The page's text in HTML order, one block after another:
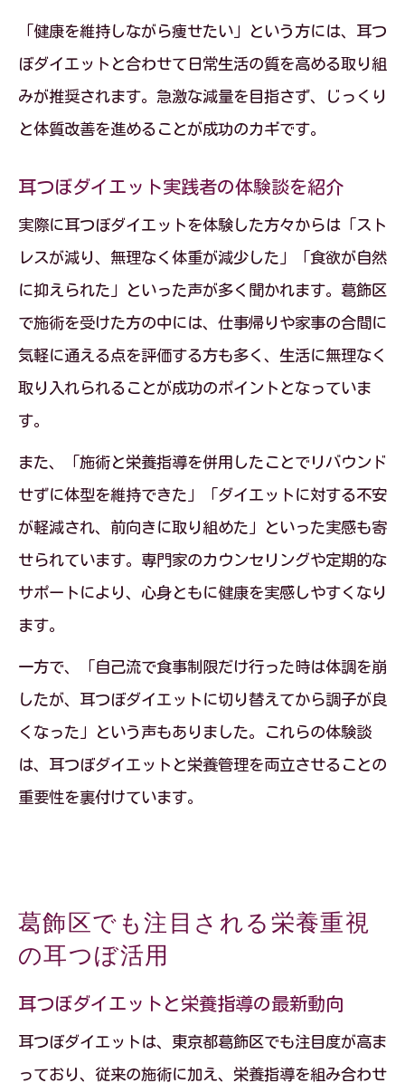
「健康を維持しながら痩せたい」という方には、耳つ
ぼダイエットと合わせて日常生活の質を高める取り組
みが推奨されます。急激な減量を目指さず、じっくり
と体質改善を進めることが成功のカギです。
耳つぼダイエット実践者の体験談を紹介
実際に耳つぼダイエットを体験した方々からは「スト
レスが減り、無理なく体重が減少した」「食欲が自然
に抑えられた」といった声が多く聞かれます。葛飾区
で施術を受けた方の中には、仕事帰りや家事の合間に
気軽に通える点を評価する方も多く、生活に無理なく
取り入れられることが成功のポイントとなっていま
す。
また、「施術と栄養指導を併用したことでリバウンド
せずに体型を維持できた」「ダイエットに対する不安
が軽減され、前向きに取り組めた」といった実感も寄
せられています。専門家のカウンセリングや定期的な
サポートにより、心身ともに健康を実感しやすくなり
ます。
一方で、「自己流で食事制限だけ行った時は体調を崩
したが、耳つぼダイエットに切り替えてから調子が良
くなった」という声もありました。これらの体験談
は、耳つぼダイエットと栄養管理を両立させることの
重要性を裏付けています。
葛飾区でも注目される栄養重視
の耳つぼ活用
耳つぼダイエットと栄養指導の最新動向
耳つぼダイエットは、東京都葛飾区でも注目度が高ま
っており、従来の施術に加え、栄養指導を組み合わせ